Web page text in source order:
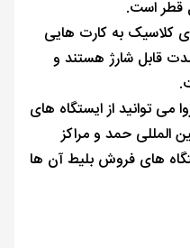
کلاسیک به کارت هایی
قابل شارژ هستند و
می توانید از ایستگاه های
‌المللی حمد و مراکز
های فروش بلیط آن ها